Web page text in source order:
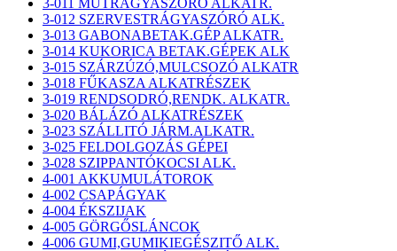
3-012 SZERVESTRÁGYASZÓRÓ ALK.
3-013 GABONABETAK.GÉP ALKATR.
3-014 KUKORICA BETAK.GÉPEK ALK
3-015 SZÁRZÚZÓ,MULCSOZÓ ALKATR
3-018 FŰKASZA ALKATRÉSZEK
3-019 RENDSODRÓ,RENDK. ALKATR.
3-020 BÁLÁZÓ ALKATRÉSZEK
3-023 SZÁLLITÓ JÁRM.ALKATR.
3-025 FELDOLGOZÁS GÉPEI
3-028 SZIPPANTÓKOCSI ALK.
4-001 AKKUMULÁTOROK
4-002 CSAPÁGYAK
4-004 ÉKSZIJAK
4-005 GÖRGŐSLÁNCOK
4-006 GUMI,GUMIKIEGÉSZITŐ ALK.